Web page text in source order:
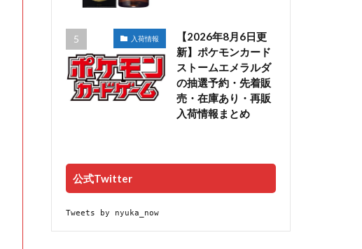
入荷情報
【2026年8月6日更
新】ポケモンカード
ストームエメラルダ
の抽選予約・先着販
売・在庫あり・再販
入荷情報まとめ
公式Twitter
Tweets by nyuka_now